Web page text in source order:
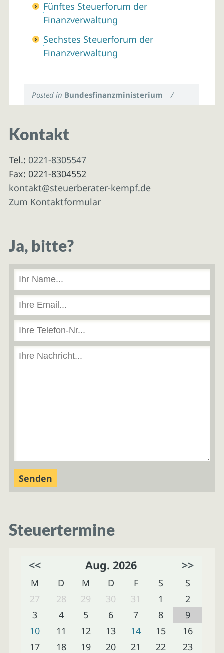
Fünftes Steuerforum der
Finanzverwaltung
Sechstes Steuerforum der
Finanzverwaltung
Posted in Bundesfinanzministerium /
Kontakt
Tel.: 0221-8305547
Fax: 0221-8304552
kontakt@steuerberater-kempf.de
Zum Kontaktformular
Ja, bitte?
Steuertermine
<< Aug. 2026 >>
M D M D F S
S
27
28 29 30 31 1
2
3
4 5 6 7 8
9
10
11 12 13 14 15
16
17
18 19 20 21 22
23